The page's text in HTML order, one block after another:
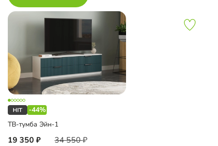
-44%
ТВ-тумба Эйн-1
19 350 34 550